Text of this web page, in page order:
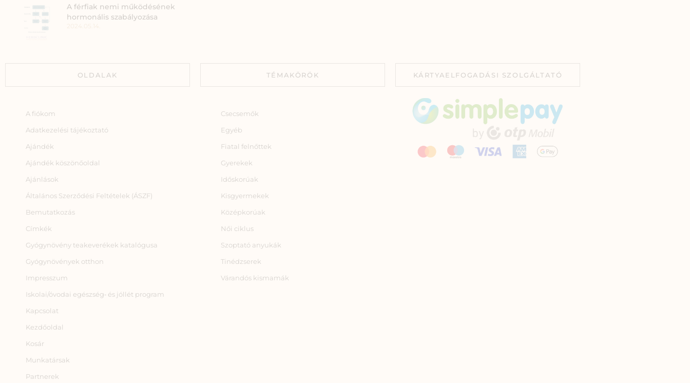
A férfiak nemi működésének
hormonális szabályozása
OLDALAK
A fiókom
Adatkezelési tájékoztató
Ajándék
Ajándék köszönőoldal
Ajánlások
Általános Szerződési Feltételek (ÁSZF)
Bemutatkozás
Címkék
Gyógynövény teakeverékek katalógusa
Gyógynövények otthon
Impresszum
Iskolai/óvodai egészség‑ és jóllét program
Kapcsolat
Kezdőoldal
Kosár
Munkatársak
Partnerek
TÉMAKÖRÖK
Csecsemők
Egyéb
Fiatal felnőttek
Gyerekek
Időskorúak
Kisgyermekek
Középkorúak
Női ciklus
Szoptató anyukák
Tinédzserek
Várandós kismamák
KÁRTYAELFOGADÁSI SZOLGÁLTATÓ